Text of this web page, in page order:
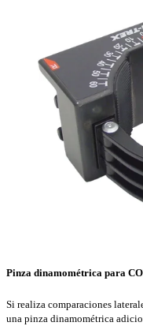
Pinza dinamométrica para
Si realiza comparaciones
una pinza dinamométrica